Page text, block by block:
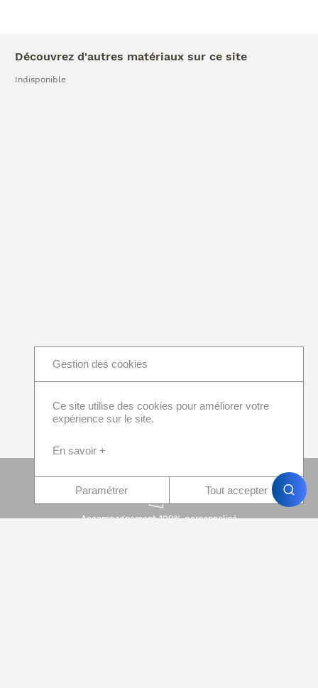
Découvrez d'autres matériaux sur ce site
Indisponible
Accompagnement 100% personnalisé
Gestion des cookies
Ce site utilise des cookies pour améliorer votre
expérience sur le site.
En savoir +
Paramétrer Tout accepter